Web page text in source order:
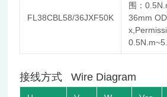
FL38CBL58/36JXF50K
围：
36mm
接线方式 Wire Diagram